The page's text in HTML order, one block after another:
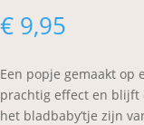
€ 9,95
Een popje gemaakt op
prachtig effect en blijft
het bladbaby’tje zijn